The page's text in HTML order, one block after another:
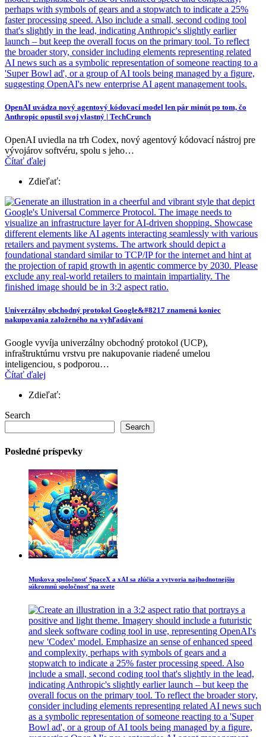
OpenAI uvádza nový agentový kódovací model len pár minút po tom, čo
Anthropic opustil svoj vlastný | TechCrunch
OpenAI uviedla na trh Codex, nový agentový kódovací nástroj pre
vývojárov softvéru, spolu s jeho…
Čítať ďalej
Zdieľať:
Univerzálny obchodný protokol Google&#8217 znamená koniec
nakupovania založeného na vyhľadávaní
Google vyvíja univerzálny obchodný protokol (UCP),
infraštruktúrnu vrstvu pre nakupovanie riadené umelou
inteligenciou, s podporou…
Čítať ďalej
Zdieľať:
Search
Search
Posledné príspevky
Muskova spoločnosť SpaceX a xAI sa zlúčia a vytvoria najhodnotnejšiu
súkromnú spoločnosť na svete